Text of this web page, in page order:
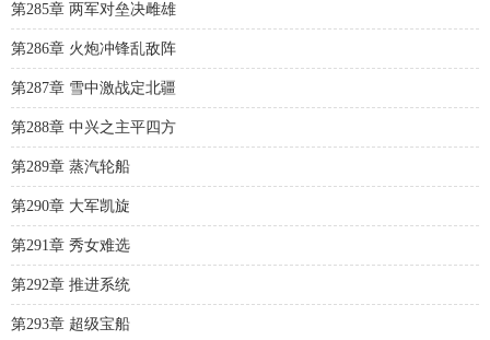
第285章 两军对垒决雌雄
第286章 火炮冲锋乱敌阵
第287章 雪中激战定北疆
第288章 中兴之主平四方
第289章 蒸汽轮船
第290章 大军凯旋
第291章 秀女难选
第292章 推进系统
第293章 超级宝船